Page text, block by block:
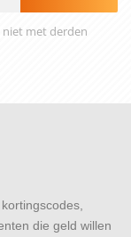
niet met derden
die geld willen